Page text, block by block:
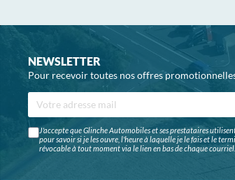
NEWSLETTER
Pour recevoir toutes nos offres
J'accepte que Glinche Automobiles et ses prestataires
pour savoir si je les ouvre, l'heure à laquelle je le fais et le
révocable à tout moment via le lien en bas de chaque courriel.